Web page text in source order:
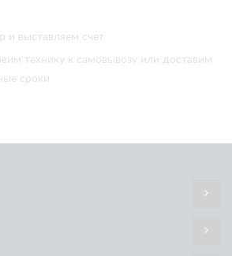
и выставляем счет
технику к самовывозу или доставим
сроки